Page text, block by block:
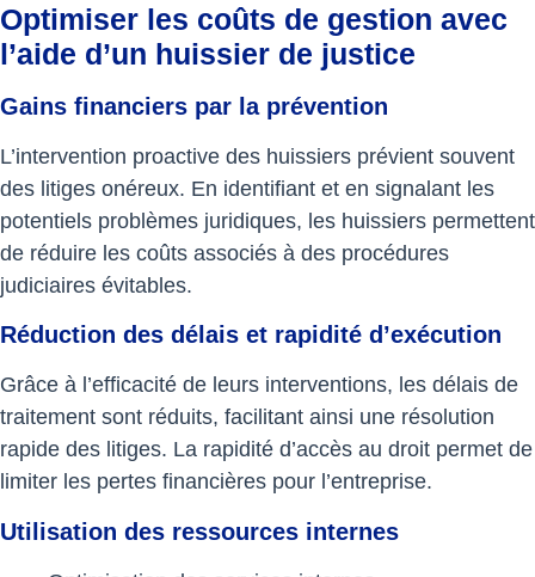
Optimiser les coûts de gestion avec
l’aide d’un huissier de justice
Gains financiers par la prévention
L’intervention proactive des huissiers prévient souvent
des litiges onéreux. En identifiant et en signalant les
potentiels problèmes juridiques, les huissiers permettent
de réduire les coûts associés à des procédures
judiciaires évitables.
Réduction des délais et rapidité d’exécution
Grâce à l’efficacité de leurs interventions, les délais de
traitement sont réduits, facilitant ainsi une résolution
rapide des litiges. La rapidité d’accès au droit permet de
limiter les pertes financières pour l’entreprise.
Utilisation des ressources internes